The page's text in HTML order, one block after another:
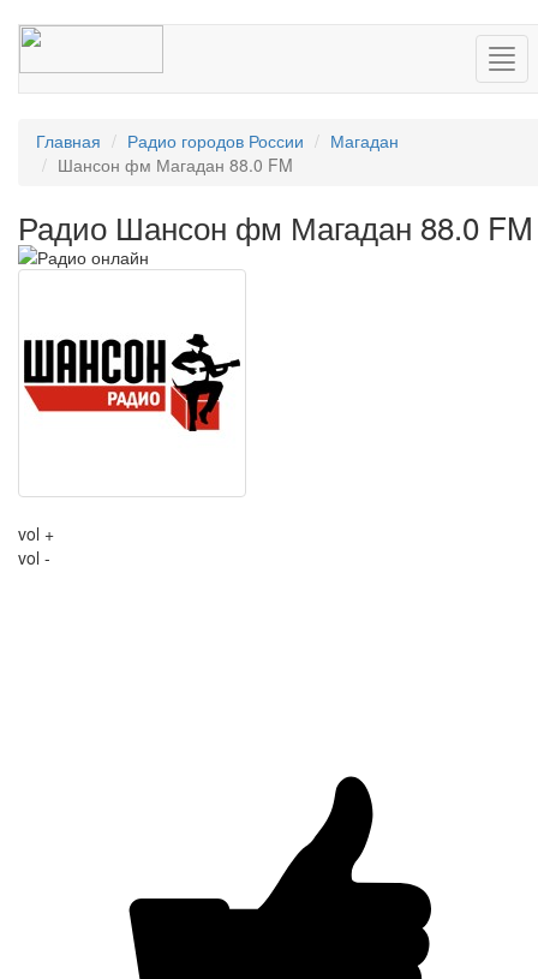
Главная Радио городов России
Магадан
Шансон фм Магадан 88.0 FM
Радио Шансон фм Магадан 88.0 FM
vol +
vol -